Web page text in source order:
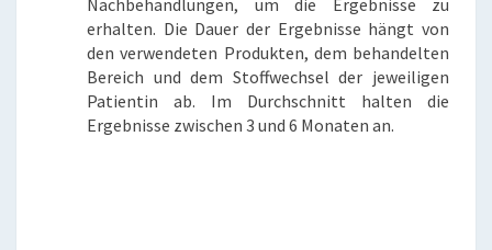
erhalten. Die Dauer der Ergebnisse hängt von
den verwendeten Produkten, dem behandelten
Bereich und dem Stoffwechsel der jeweiligen
Patientin ab. Im Durchschnitt halten die
Ergebnisse zwischen 3 und 6 Monaten an.